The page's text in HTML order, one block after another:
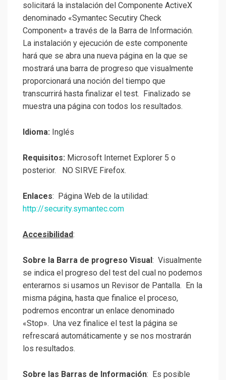
solicitará la instalación del Componente ActiveX
denominado «Symantec Secutiry Check
Component» a través de la Barra de Información.
La instalación y ejecución de este componente
hará que se abra una nueva página en la que se
mostrará una barra de progreso que visualmente
proporcionará una noción del tiempo que
transcurrirá hasta finalizar el test. Finalizado se
muestra una página con todos los resultados.
Idioma: Inglés
Requisitos: Microsoft Internet Explorer 5 o
posterior.
NO SIRVE Firefox.
Enlaces: Página Web de la utilidad:
http://security.symantec.com
Accesibilidad:
Sobre la Barra de progreso Visual : Visualmente
se indica el progreso del test del cual no podemos
enterarnos si usamos un Revisor de Pantalla. En la
misma página, hasta que finalice el proceso,
podremos encontrar un enlace denominado
«Stop». Una vez finalice el test la página se
refrescará automáticamente y se nos mostrarán
los resultados.
Sobre las Barras de Información: Es posible